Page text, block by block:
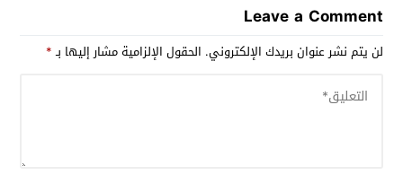
Leave a Comment
لن يتم نشر عنوان بريدك الإلكتروني. الحقول الإلزامية مشار إليها بـ*